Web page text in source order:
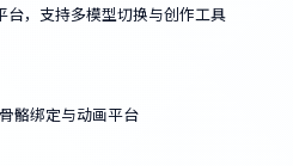
台，支持多模型切换与创作工具
骼绑定与动画平台